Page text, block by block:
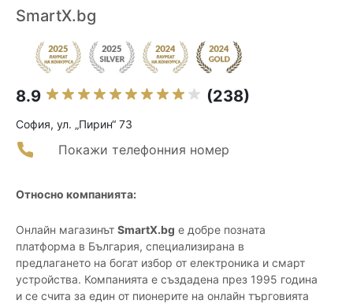
SmartX.bg
8.9 (238)
София, ул. „Пирин“ 73
Покажи телефонния номер
Относно компанията:
Онлайн магазинът SmartX.bg е добре позната
платформа в България, специализирана в
предлагането на богат избор от електроника и смарт
устройства. Компанията е създадена през 1995 година
и се счита за един от пионерите на онлайн търговията